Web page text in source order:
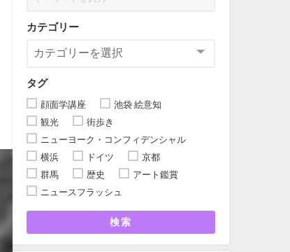
カテゴリー
タグ
顔面学講座
池袋 絵意知
観光
街歩き
ニューヨーク・コンフィデンシャル
横浜
ドイツ
京都
群馬
歴史
アート鑑賞
ニュースフラッシュ
検索